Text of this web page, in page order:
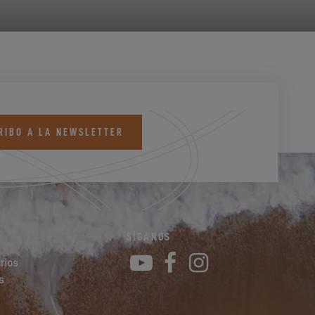
A LA NEWSLETTER
SÍGANOS
YouTube
Facebook
Instagram